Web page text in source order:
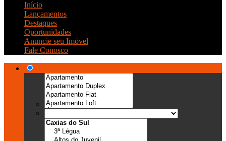
Início
Lançamentos
Destaques
Oportunidades
Anuncie seu Imóvel
Fale Conosco